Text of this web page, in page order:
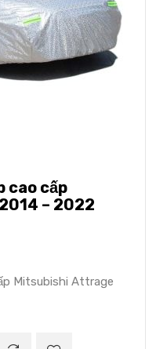
cao cấp
– 2022
Mitsubishi Attrage